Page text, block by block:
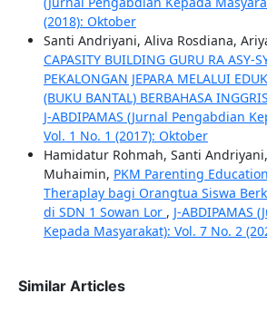
(2018): Oktober
Santi Andriyani, Aliva Rosdiana,
CAPASITY BUILDING GURU RA ASY-
PEKALONGAN JEPARA MELALUI
(BUKU BANTAL) BERBAHASA
J-ABDIPAMAS (Jurnal Pengabdian
Vol. 1 No. 1 (2017): Oktober
Hamidatur Rohmah, Santi
Muhaimin, PKM Parenting
Theraplay bagi Orangtua Siswa
di SDN 1 Sowan Lor , J-ABDIPAMAS
Kepada Masyarakat): Vol. 7 No. 2
Similar Articles